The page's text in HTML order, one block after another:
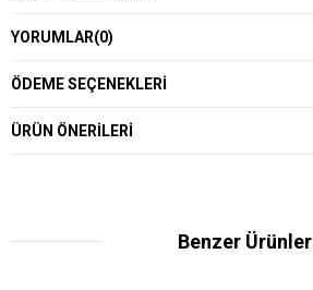
YORUMLAR(0)
ÖDEME SEÇENEKLERI
ÜRÜN ÖNERILERI
Benzer Ürünler